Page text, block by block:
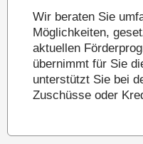
Wir beraten Sie
Möglichkeiten,
aktuellen
übernimmt für Sie
unterstützt Sie bei
Zuschüsse oder